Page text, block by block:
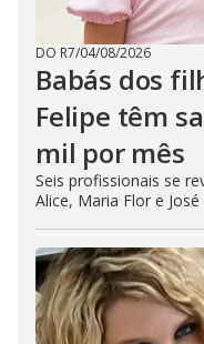
DO R7/04/08/2026
Babás dos
Felipe têm
mil por mês
Seis profissionais se
Alice, Maria Flor e